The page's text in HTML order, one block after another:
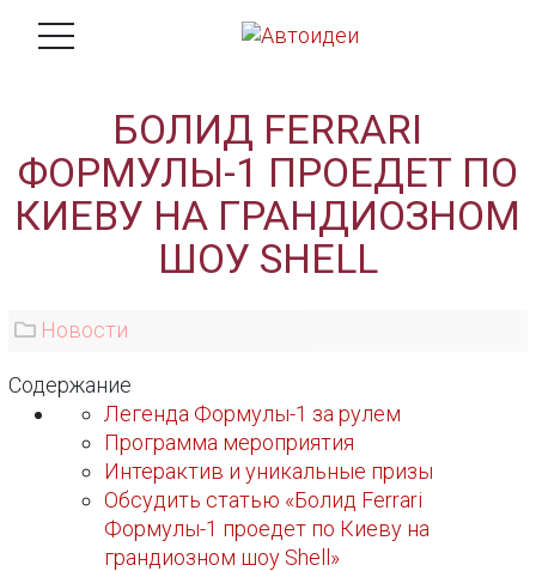
БОЛИД FERRARI
ФОРМУЛЫ-1 ПРОЕДЕТ ПО
КИЕВУ НА ГРАНДИОЗНОМ
ШОУ SHELL
Новости
Содержание
Легенда Формулы-1 за рулем
Программа мероприятия
Интерактив и уникальные призы
Обсудить статью «Болид Ferrari
Формулы-1 проедет по Киеву на
грандиозном шоу Shell»